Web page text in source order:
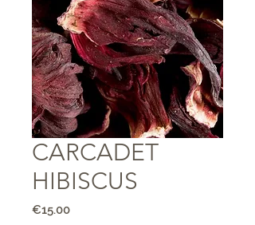
CARCADET
HIBISCUS
€15.00Price